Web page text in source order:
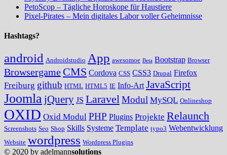
PetoScop – Tägliche Horoskope für Haustiere
Pixel-Pirates – Mein digitales Labor voller Geheimnisse
Hashtags?
android Androidstudio App awesomoe Beta Bootstrap Browser
Browsergame CMS Cordova CSS CSS3 Drupal Firefox
Freiburg github HTML HTML5 IE Info-Art JavaScript
JoomlajQuery JS LaravelModul MySQL Onlineshop
OXID Oxid Modul PHP Plugins Projekte Relaunch
Screenshots Seo Shop Skills Systeme Template typo3 Webentwicklung
Website wordpress Wordpress Plugins
© 2020 by adelmannsolutions